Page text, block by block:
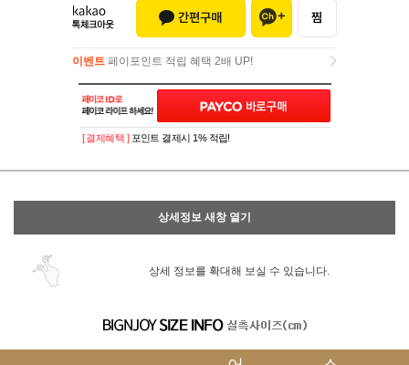
이벤트 페이포인트 적립 혜택 2배 UP!
이벤트페이포인트 적립 혜택 2배 UP!
[ 결제혜택 ] 포인트 결제시 1% 적립!
상세정보 새창 열기
상세 정보를 확대해 보실 수 있습니다.